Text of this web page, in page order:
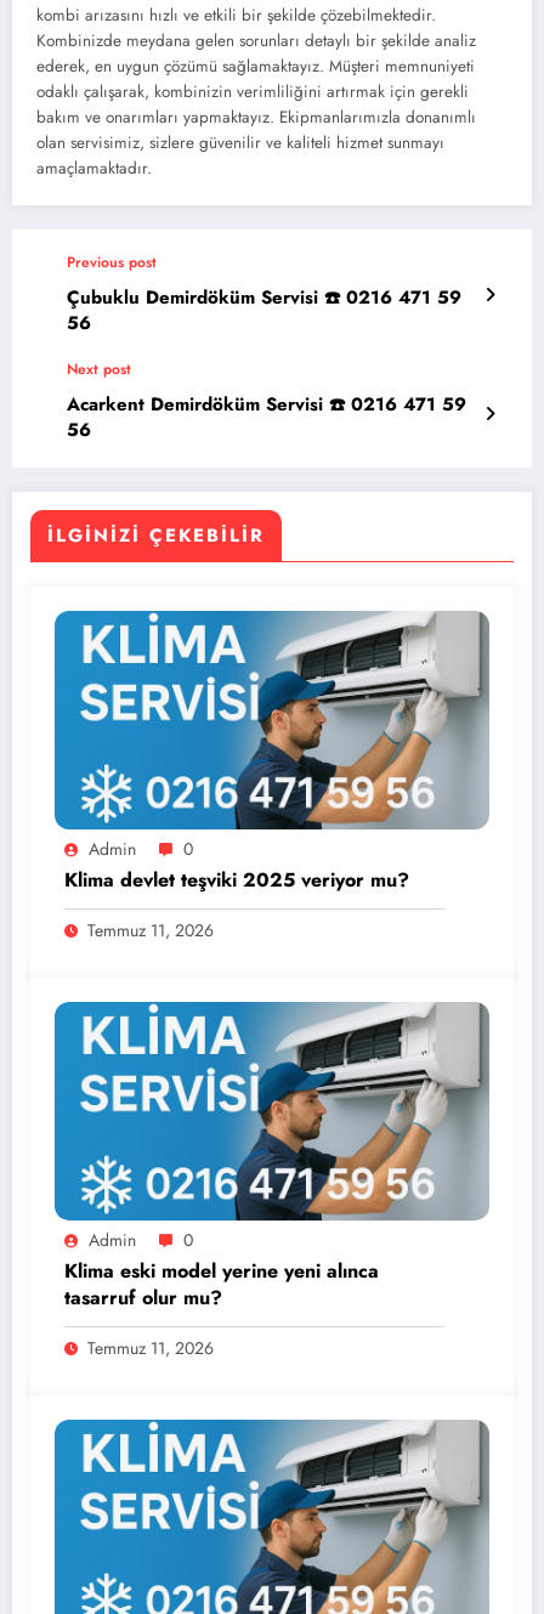
kombi arızasını hızlı ve etkili bir şekilde çözebilmektedir.
Kombinizde meydana gelen sorunları detaylı bir şekilde analiz
ederek, en uygun çözümü sağlamaktayız. Müşteri memnuniyeti
odaklı çalışarak, kombinizin verimliliğini artırmak için gerekli
bakım ve onarımları yapmaktayız. Ekipmanlarımızla donanımlı
olan servisimiz, sizlere güvenilir ve kaliteli hizmet sunmayı
amaçlamaktadır.
Previous post
Çubuklu Demirdöküm Servisi ☎️ 0216 471 59
56
Next post
Acarkent Demirdöküm Servisi ☎️ 0216 471 59
56
İLGINIZI ÇEKEBILIR
Admin 0
Klima devlet teşviki 2025 veriyor mu?
Temmuz 11, 2026
Admin 0
Klima eski model yerine yeni alınca
tasarruf olur mu?
Temmuz 11, 2026